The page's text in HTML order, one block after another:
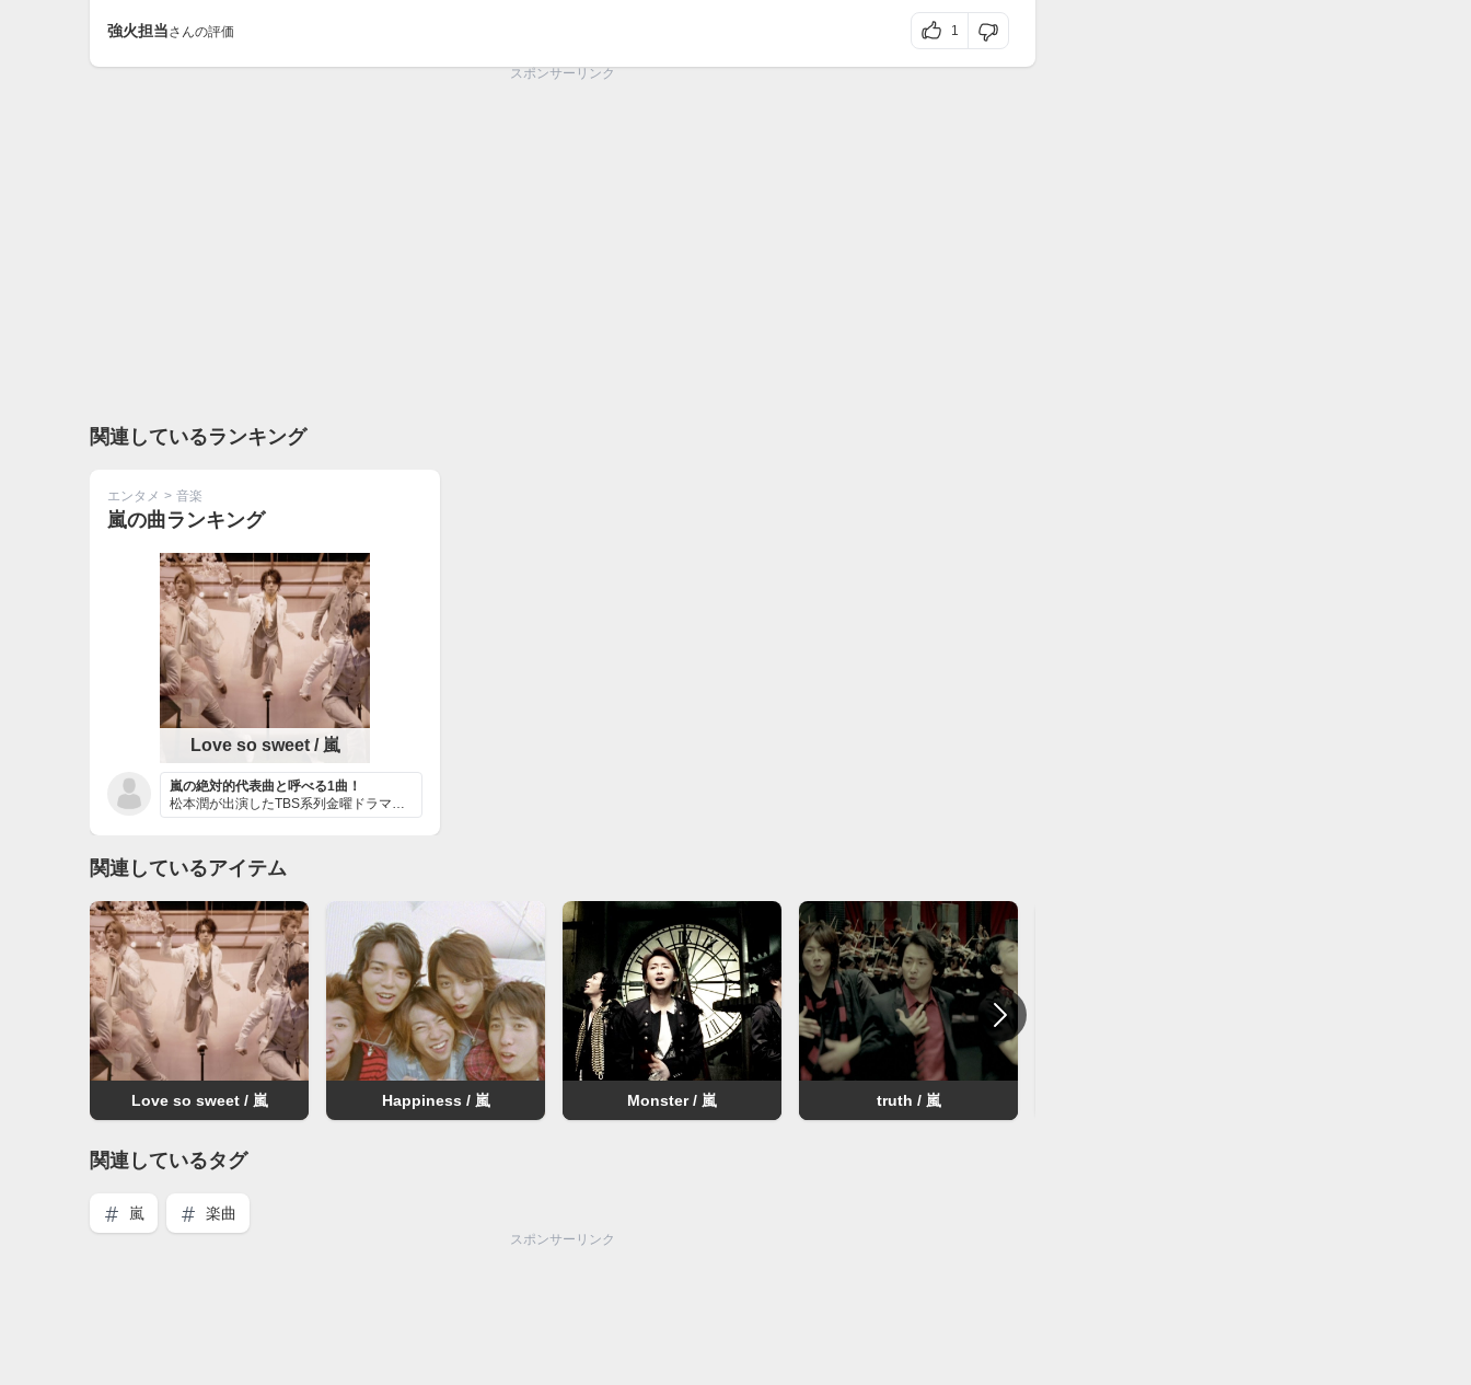
強火担当さんの評価 1
スポンサーリンク
関連しているランキング
エンタメ > 音楽
嵐の曲ランキング
Love so sweet / 嵐
嵐の絶対的代表曲と呼べる1曲！
松本潤が出演したTBS系列金曜ドラマ『花より男子2（リ...
関連しているアイテム
Love so sweet / 嵐 Happiness / 嵐 Monster / 嵐 truth / 嵐
関連しているタグ
嵐 楽曲
スポンサーリンク